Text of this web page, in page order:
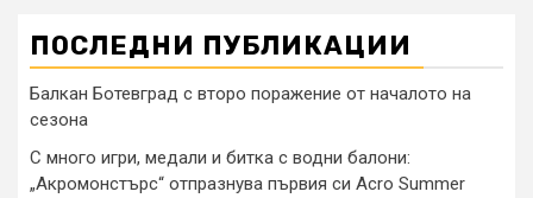
ПОСЛЕДНИ ПУБЛИКАЦИИ
Балкан Ботевград с второ поражение от началото на
сезона
С много игри, медали и битка с водни балони:
„Акромонстърс“ отпразнува първия си Acro Summer